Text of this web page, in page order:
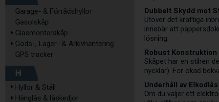
Garage- & Förrådshyllor
Gasolskåp
Glasmonterskåp
Gods-, Lager- & Arkivhantering
GPS tracker
H
Hyllor & Ställ
Hänglås & låskedjor
Dubbelt Skydd mot
Utöver det kraftiga
innebär att
lösning.
Robust
Skåpet har en stilren
nycklar). För ökad
Underhåll av Elkodlås
Om du väljer ett